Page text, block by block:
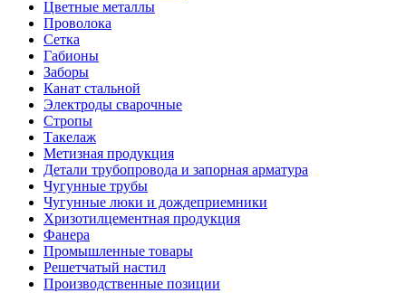
Цветные металлы
Проволока
Сетка
Габионы
Заборы
Канат стальной
Электроды сварочные
Стропы
Такелаж
Метизная продукция
Детали трубопровода и запорная арматура
Чугунные трубы
Чугунные люки и дождеприемники
Хризотилцементная продукция
Фанера
Промышленные товары
Решетчатый настил
Производственные позиции